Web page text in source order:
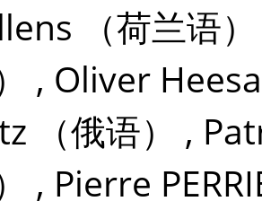
（荷兰语）
, Oliver
（俄语） ,
, Pierre